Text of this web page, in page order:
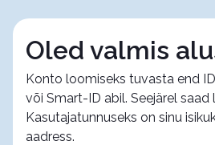
Oled valmis
Konto loomiseks tuvasta end
või Smart-ID abil. Seejärel saad
Kasutajatunnuseks on sinu
aadress.